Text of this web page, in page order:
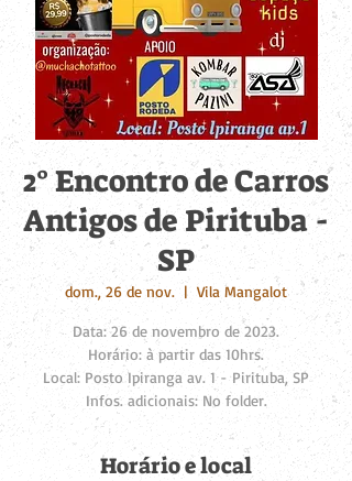
2° Encontro de Carros
Antigos de Pirituba -
SP
dom., 26 de nov.
  |
Vila Mangalot
Data: 26 de novembro de 2023.
Horário: à partir das 10hrs.
Local: Posto Ipiranga av. 1 - Pirituba, SP
Infos. adicionais: No folder.
Horário e local